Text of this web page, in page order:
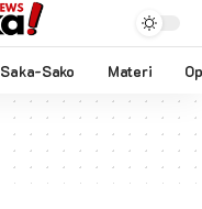
Saka-Sako Materi